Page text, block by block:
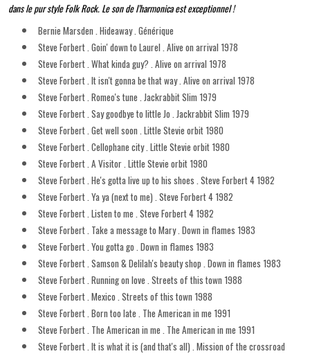
dans le pur style Folk Rock. Le son de l’harmonica est exceptionnel !
Bernie Marsden . Hideaway . Générique
Steve Forbert . Goin' down to Laurel . Alive on arrival 1978
Steve Forbert . What kinda guy? . Alive on arrival 1978
Steve Forbert . It isn't gonna be that way . Alive on arrival 1978
Steve Forbert . Romeo's tune . Jackrabbit Slim 1979
Steve Forbert . Say goodbye to little Jo . Jackrabbit Slim 1979
Steve Forbert . Get well soon . Little Stevie orbit 1980
Steve Forbert . Cellophane city . Little Stevie orbit 1980
Steve Forbert . A Visitor . Little Stevie orbit 1980
Steve Forbert . He's gotta live up to his shoes . Steve Forbert 4 1982
Steve Forbert . Ya ya (next to me) . Steve Forbert 4 1982
Steve Forbert . Listen to me . Steve Forbert 4 1982
Steve Forbert . Take a message to Mary . Down in flames 1983
Steve Forbert . You gotta go . Down in flames 1983
Steve Forbert . Samson & Delilah's beauty shop . Down in flames 1983
Steve Forbert . Running on love . Streets of this town 1988
Steve Forbert . Mexico . Streets of this town 1988
Steve Forbert . Born too late . The American in me 1991
Steve Forbert . The American in me . The American in me 1991
Steve Forbert . It is what it is (and that's all) . Mission of the crossroad